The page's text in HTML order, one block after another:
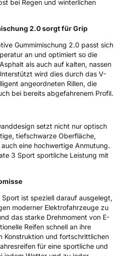
/ Alpine-Symbol
(GPSR)
MICHELIN, place des
23 63000 Clermont-
contact@tc.michelin.eu
bei Regen und winterlichen
2.0 sorgt für Grip
Gummimischung 2.0 passt sich
an und optimiert so die
als auch auf kalten, nassen
wird dies durch das V-
angeordneten Rillen, die
bei bereits abgefahrenem Profil.
setzt nicht nur optisch
tiefschwarze Oberfläche,
eine hochwertige Anmutung.
3 Sport sportliche Leistung mit
ist speziell darauf ausgelegt,
moderner Elektrofahrzeuge zu
das starke Drehmoment von E-
Reifen schnell an ihre
Konstruktion und fortschrittlichen
für eine sportliche und